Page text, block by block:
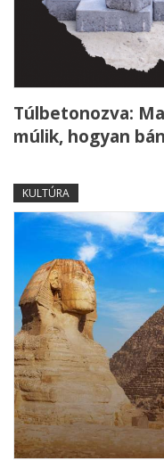
Túlbetonozva:
múlik, hogyan
KULTÚRA